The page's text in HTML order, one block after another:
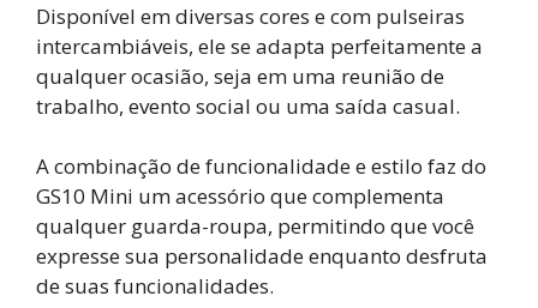
Disponível em diversas cores e com pulseiras
intercambiáveis, ele se adapta perfeitamente a
qualquer ocasião, seja em uma reunião de
trabalho, evento social ou uma saída casual.
A combinação de funcionalidade e estilo faz do
GS10 Mini um acessório que complementa
qualquer guarda-roupa, permitindo que você
expresse sua personalidade enquanto desfruta
de suas funcionalidades.